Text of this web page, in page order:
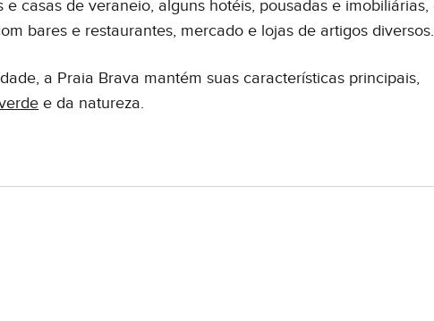
casas de veraneio, alguns hotéis, pousadas e imobiliárias,
bares e restaurantes, mercado e lojas de artigos diversos.
a Praia Brava mantém suas características principais,
e da natureza.